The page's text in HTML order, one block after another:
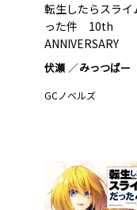
転生したらスライ
った件 10th
ANNIVERSARY
BOOK…1
伏瀬 みっつばー
GCノベルズ